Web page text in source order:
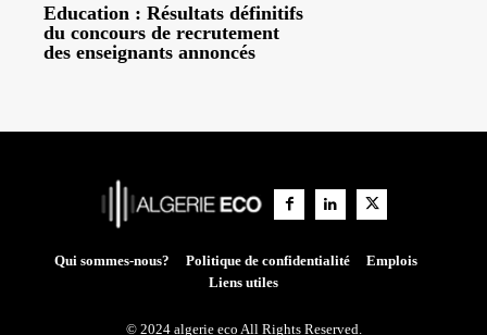
Education : Résultats définitifs
du concours de recrutement
des enseignants annoncés
Qui sommes-nous? Politique de confidentialité
Emplois
Liens utiles
© 2024 algerie eco All Rights Reserved.